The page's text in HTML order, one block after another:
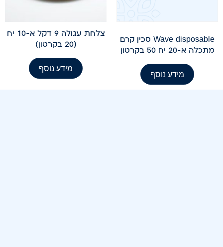
Wave disposable סכין קרם
מתכלה א-20 יח 50 בקרטון
מידע נוסף
צלחת עגולה 9 דקל א-10 יח
(20 בקרטון)
מידע נוסף